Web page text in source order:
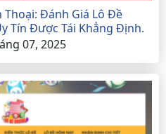
Thoại: Đánh Giá Lô Đề
Tín Được Tái Khẳng Định.
07, 2025